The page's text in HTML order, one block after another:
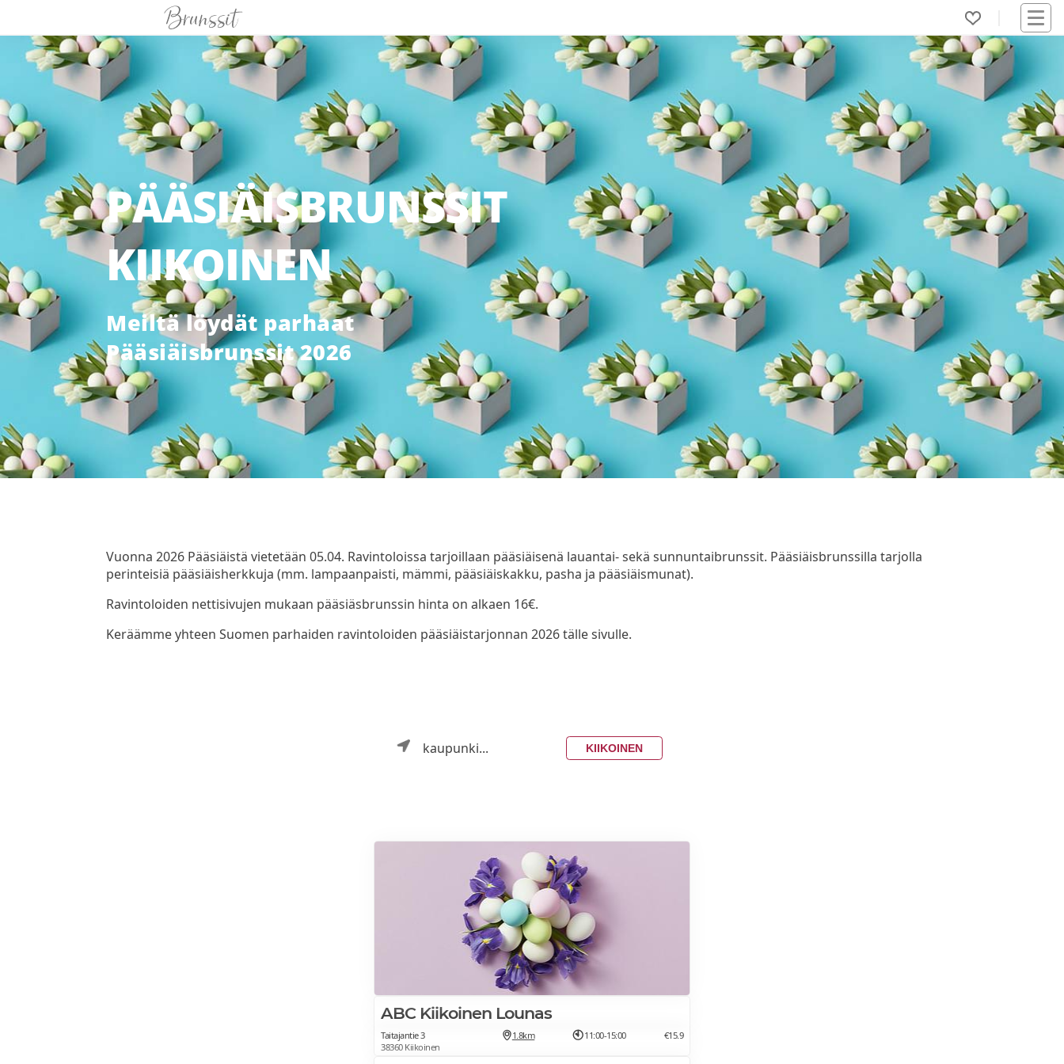
PÄÄSIÄISBRUNSSIT
KIIKOINEN
Meiltä löydät parhaat
Pääsiäisbrunssit 2026
Vuonna 2026 Pääsiäistä vietetään 05.04. Ravintoloissa tarjoillaan pääsiäisenä lauantai- sekä sunnuntaibrunssit. Pääsiäisbrunssilla tarjolla
perinteisiä pääsiäisherkkuja (mm. lampaanpaisti, mämmi, pääsiäiskakku, pasha ja pääsiäismunat).
Ravintoloiden nettisivujen mukaan pääsiäsbrunssin hinta on alkaen 16€.
Keräämme yhteen Suomen parhaiden ravintoloiden pääsiäistarjonnan 2026 tälle sivulle.
kaupunki... KIIKOINEN
ABC Kiikoinen Lounas
Taitajantie 3
38360 Kiikoinen
1.8km 11:00-15:00 €15.9